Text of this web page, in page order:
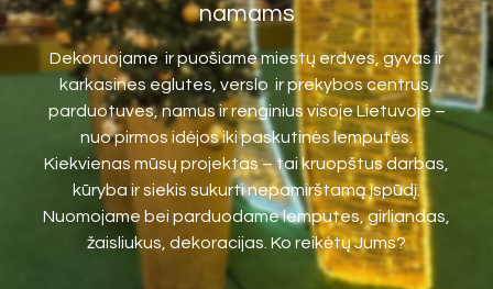
namams
Dekoruojame ir puošiame miestų erdves, gyvas ir
karkasines eglutes, verslo ir prekybos centrus,
parduotuves, namus ir renginius visoje Lietuvoje –
nuo pirmos idėjos iki paskutinės lemputės.
Kiekvienas mūsų projektas – tai kruopštus darbas,
kūryba ir siekis sukurti nepamirštamą įspūdį.
Nuomojame bei parduodame lemputes, girliandas,
žaisliukus, dekoracijas. Ko reikėtų Jums?